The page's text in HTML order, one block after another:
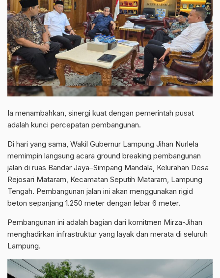
Ia menambahkan, sinergi kuat dengan pemerintah pusat
adalah kunci percepatan pembangunan.
Di hari yang sama, Wakil Gubernur Lampung Jihan Nurlela
memimpin langsung acara ground breaking pembangunan
jalan di ruas Bandar Jaya–Simpang Mandala, Kelurahan Desa
Rejosari Mataram, Kecamatan Seputih Mataram, Lampung
Tengah. Pembangunan jalan ini akan menggunakan rigid
beton sepanjang 1.250 meter dengan lebar 6 meter.
Pembangunan ini adalah bagian dari komitmen Mirza-Jihan
menghadirkan infrastruktur yang layak dan merata di seluruh
Lampung.